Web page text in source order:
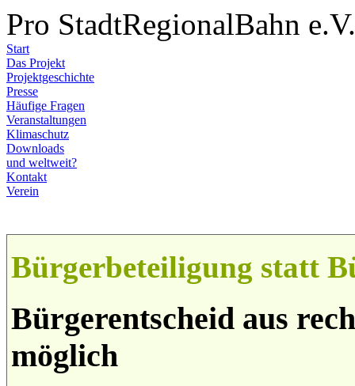
Pro StadtRegionalBahn e.V.
Start
Das Projekt
Projektgeschichte
Presse
Häufige Fragen
Veranstaltungen
Klimaschutz
Downloads
und weltweit?
Kontakt
Verein
Bürgerbeteiligung statt
Bürgerentscheid aus
möglich